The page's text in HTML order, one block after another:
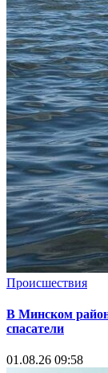
Происшествия
В Минском
спасатели
01.08.26 09:58